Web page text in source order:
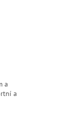
a
a